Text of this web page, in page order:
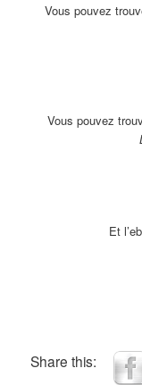
Vous pouvez
Vous pouvez
Et
Share this: